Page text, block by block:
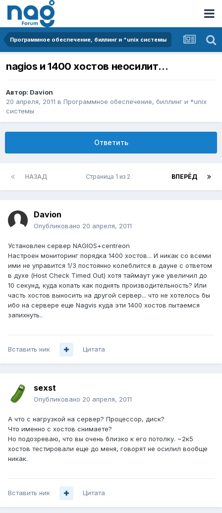
Программное обеспечение, биллинг и *unix системы
nagios и 1400 хостов неосилит...
Автор: Davion
20 апреля, 2011 в Программное обеспечение, биллинг и *unix
системы
Ответить
НАЗАД ВПЕРЁД
Страница 1 из 2
Davion
Опубликовано 20 апреля, 2011
Установлен сервер NAGIOS+centreon
Настроен мониторинг порядка 1400 хостов... И никак со всеми
ими не управится 1/3 постоянно колеблится в дауне с ответом
в духе (Host Check Timed Out) хотя таймаут уже увеличил до
10 секунд, куда копать как поднять производительность? Или
часть хостов выносить на другой сервер... что не хотелось бы
ибо на сервере еще Nagvis куда эти 1400 хостов пытаемся
запихнуть..
Вставить ник Цитата
sexst
Опубликовано 20 апреля, 2011
А что с нагрузкой на сервер? Процессор, диск?
Что именно с хостов снимаете?
Но подозреваю, что вы очень близко к его потолку. ~2к5
хостов тестировали еще до меня, говорят не осилил вообще
никак.
Вставить ник Цитата